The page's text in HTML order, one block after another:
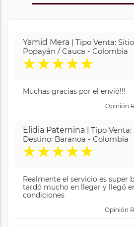
Yamid Mera | Tipo Venta:
Popayán / Cauca - Colombia
★★★★★
Muchas gracias por el envió!!!
Opinión
Elidia Paternina | Tipo
Destino: Baranoa - Colombia
★★★★★
Realmente el servicio es super
tardó mucho en llegar y llegó
condiciones
Opinión